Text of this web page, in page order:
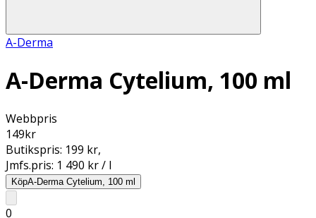
A-Derma
A-Derma Cytelium, 100 ml
Webbpris
149kr
Butikspris: 199 kr,
Jmfs.pris: 1 490 kr / l
KöpA-Derma Cytelium, 100 ml
0